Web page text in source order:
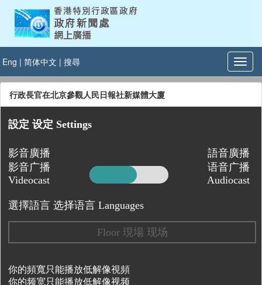
Eng | 简体中文 | 搜尋
行政長官在北京參觀人民日報社新媒體大廈